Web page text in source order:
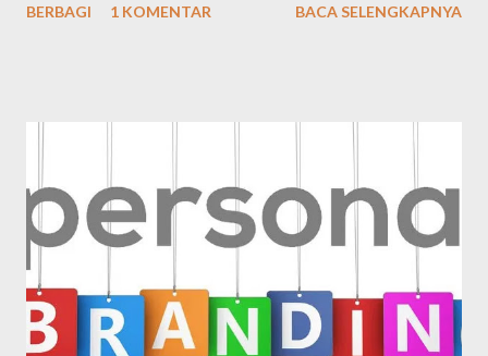
pengakuan mulai didapati seakan-akan semuannya sudah on
BERBAGI 1 KOMENTAR BACA SELENGKAPNYA